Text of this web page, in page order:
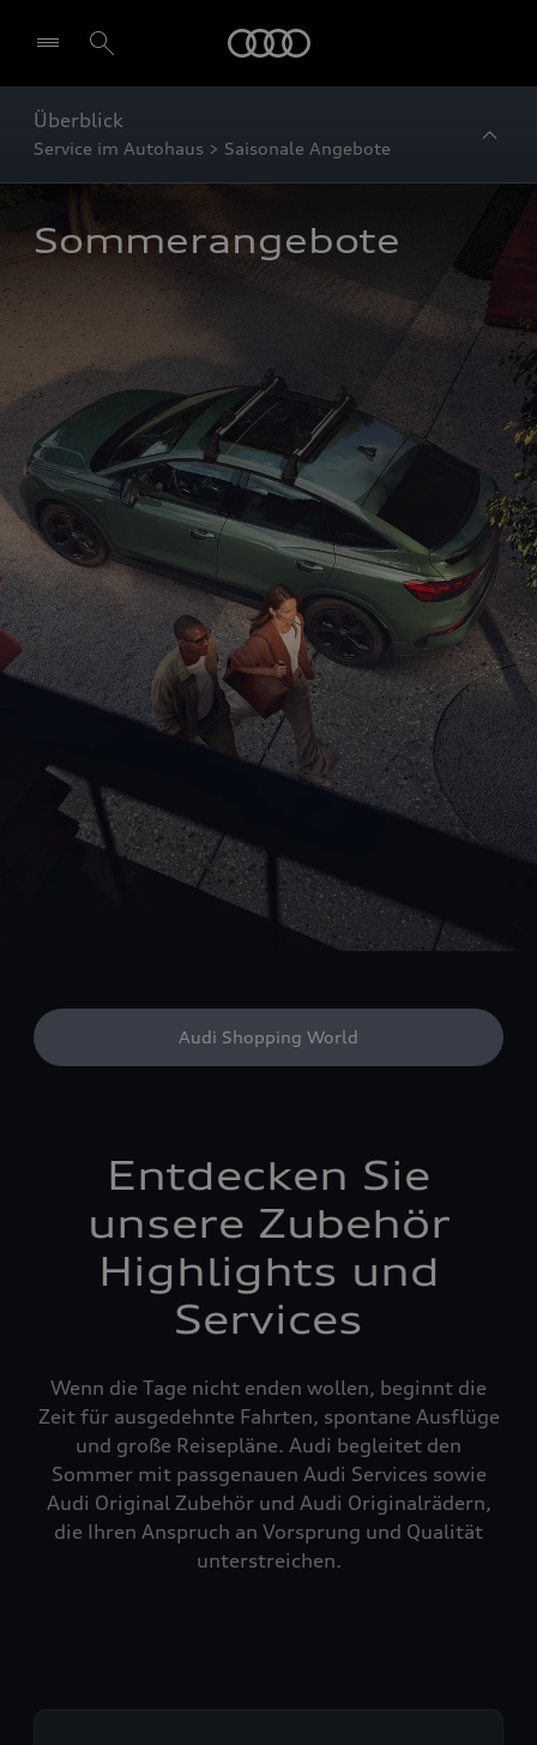
Überblick
Service im Autohaus > Saisonale Angebote
Sommerangebote
Audi Shopping World
Entdecken Sie
unsere Zubehör
Highlights und
Services
Wenn die Tage nicht enden wollen, beginnt die
Zeit für ausgedehnte Fahrten, spontane Ausflüge
und große Reisepläne. Audi begleitet den
Sommer mit passgenauen Audi Services sowie
Audi Original Zubehör und Audi Originalrädern,
die Ihren Anspruch an Vorsprung und Qualität
unterstreichen.